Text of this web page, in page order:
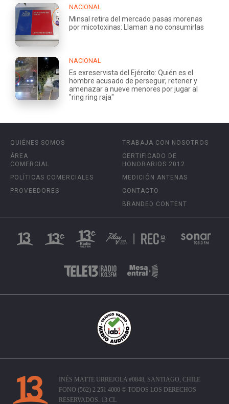
NACIONAL
Minsal retira del mercado pasas morenas
por micotoxinas: Llaman a no consumirlas
NACIONAL
Es exreservista del Ejército: Quién es el
hombre acusado de perseguir, retener y
amenazar a nueve menores por jugar al
"ring ring raja"
QUIÉNES SOMOS
ÁREA
COMERCIAL
POLÍTICAS COMERCIALES
PROVEEDORES
TRABAJA CON NOSOTROS
CERTIFICADO DE
HONORARIOS 2012
MEDICIÓN ANTENAS
CONTACTO
BRANDED CONTENT
INÉS MATTE URREJOLA #0848, SANTIAGO, CHILE
FONO (562) 2 251 4000 © TODOS LOS DERECHOS
RESERVADOS. 13.CL